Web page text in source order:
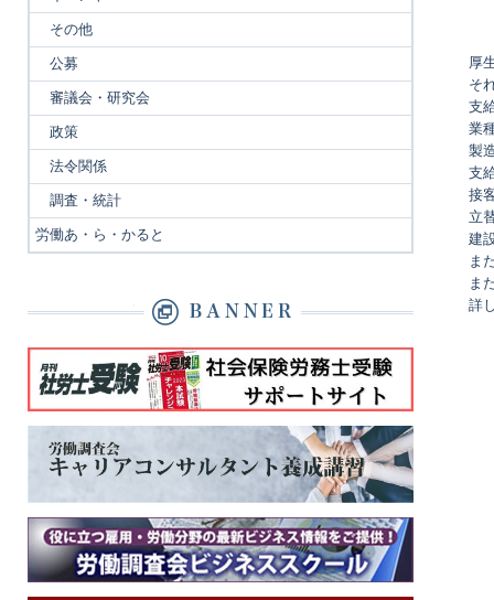
厚
そ
支
業
製
支
接
立
建
ま
ま
詳
その他
公募
審議会・研究会
政策
法令関係
調査・統計
労働あ・ら・かると